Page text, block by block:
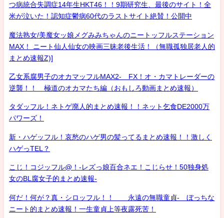
つ病統合失調症14年生HKT46！！9期研究生、最後のサイト！全
米が泣いた！認知症鬱病60代のラストサイト絶賛！公開中
魔法熟女/美魔女ッ娘メグみみちゃんのニートッフルステーション
MAX！ ニート仙人仙女の映画三昧老後生活！（無職孤独居老人的
まとめ速報Z)]
乙女系腐男子のオカマッフルMAX2- FX！オ・カマトレーダーの
逆襲！！ 極道のオカマたち編（おもしろ動画まとめ速報）
タダッフル！ネトゲ廃人的まとめ速報！！ネット乞食DE2000万
パワーズ！
新・ハゲッフル！哀愁のハゲ男の髪ってるまとめ速報！！激しく
ハゲっTEL？
こじ！コジッフル@！-レズっ娘百合ネエ！こじらせ！50独身処
女のBL腐女子的まとめ速報-
何だ！何が？真・シロッフル！！ 永遠の無職童貞- ぼっちな
ニート的まとめ速報！一生童貞上等夜露死苦！